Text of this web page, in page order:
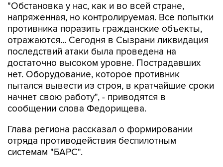
"Обстановка у нас, как и во всей стране,
напряженная, но контролируемая. Все попытки
противника поразить гражданские объекты,
отражаются... Сегодня в Сызрани ликвидация
последствий атаки была проведена на
достаточно высоком уровне. Пострадавших
нет. Оборудование, которое противник
пытался вывести из строя, в кратчайшие сроки
начнет свою работу", - приводятся в
сообщении слова Федорищева.
Глава региона рассказал о формировании
отряда противодействия беспилотным
системам "БАРС".